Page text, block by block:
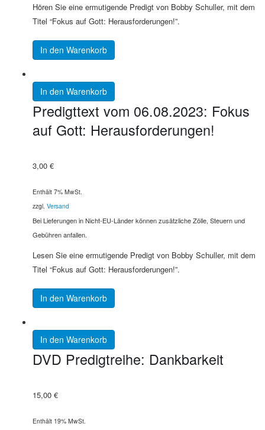
Hören Sie eine ermutigende Predigt von Bobby Schuller, mit dem
Titel “Fokus auf Gott: Herausforderungen!”.
In den Warenkorb
In den Warenkorb
Predigttext vom 06.08.2023: Fokus
auf Gott: Herausforderungen!
3,00 €
Enthält 7% MwSt.
zzgl. Versand
Bei Lieferungen in Nicht-EU-Länder können zusätzliche Zölle, Steuern und
Gebühren anfallen.
Lesen Sie eine ermutigende Predigt von Bobby Schuller, mit dem
Titel “Fokus auf Gott: Herausforderungen!”.
In den Warenkorb
In den Warenkorb
DVD Predigtreihe: Dankbarkeit
15,00 €
Enthält 19% MwSt.